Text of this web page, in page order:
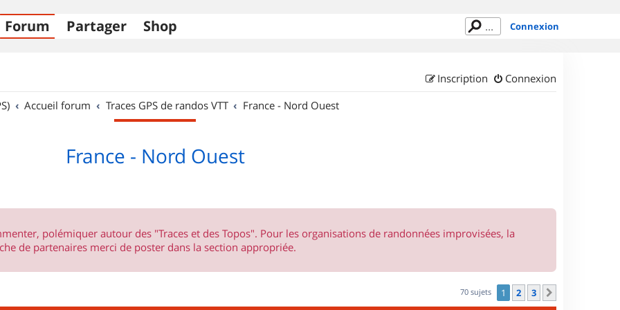
Forum Partager Shop Connexion
Connexion
Inscription
Accueil forum Traces GPS de randos VTT France - Nord Ouest
France - Nord Ouest
polémiquer autour des "Traces et des Topos". Pour les organisations de randonnées improvisées, la
de partenaires merci de poster dans la section appropriée.
70 sujets 1 2 3